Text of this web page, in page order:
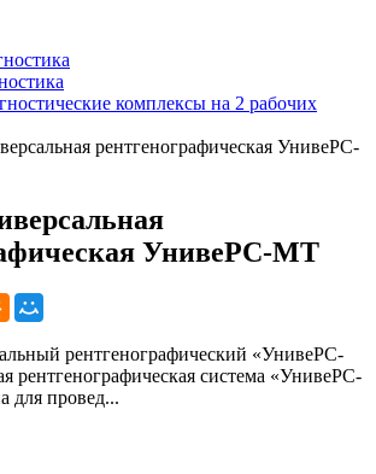
комплексы на 2 рабочих
рентгенографическая УнивеРС-
УнивеРС-МТ
рентгенографический «УнивеРС-
рентгенографическая система «УнивеРС-
для провед...